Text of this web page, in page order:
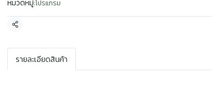
หมวดหมู่:โปรแกรม
แชร์
รายละเอียดสินค้า